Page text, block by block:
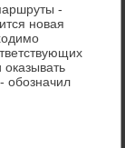
-
новая
обозначил